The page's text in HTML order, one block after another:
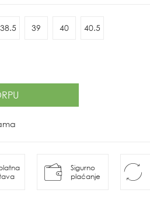
38.5 39 40 40.5
Sigurno
plaćanje